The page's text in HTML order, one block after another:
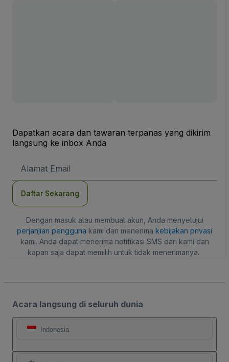
Dapatkan acara dan tawaran terpanas yang dikirim
langsung ke inbox Anda
Email
Daftar Sekarang
Dengan masuk atau membuat akun, Anda menyetujui
perjanjian pengguna kami dan menerima kebijakan privasi
kami. Anda dapat menerima notifikasi SMS dari kami dan
kapan saja dapat memilih untuk tidak menerimanya.
Acara langsung di seluruh dunia
Indonesia